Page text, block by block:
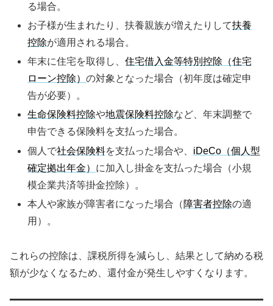
る場合。
お子様が生まれたり、扶養親族が増えたりして扶養
控除が適用される場合。
年末に住宅を取得し、住宅借入金等特別控除（住宅
ローン控除）の対象となった場合（初年度は確定申
告が必要）。
生命保険料控除や地震保険料控除など、年末調整で
申告できる保険料を支払った場合。
個人で社会保険料を支払った場合や、 iDeCo（個人型
確定拠出年金） に加入し掛金を支払った場合（小規
模企業共済等掛金控除）。
本人や家族が障害者になった場合（障害者控除の適
用）。
これらの控除は、課税所得を減らし、結果として納める税
額が少なくなるため、還付金が発生しやすくなります。